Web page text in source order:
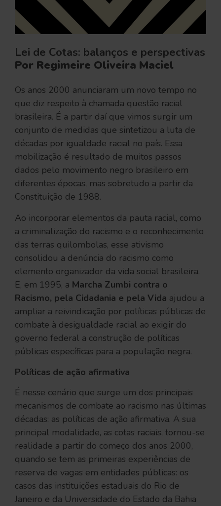
Lei de Cotas: balanços e perspectivas
Por Regimeire Oliveira Maciel
Os anos 2000 anunciaram um novo tempo no
que diz respeito à chamada questão racial
brasileira. É a partir daí que vimos surgir um
conjunto de medidas que sintetizou a luta de
décadas por igualdade racial no país. Essa
mobilização é resultado de muitos passos
dados pelo movimento negro brasileiro em
diferentes épocas, mas sobretudo a partir da
Constituição de 1988.
Ao incorporar elementos da pauta racial, como
a criminalização do racismo e o reconhecimento
das terras quilombolas, esse ativismo
consolidou a denúncia do racismo como
elemento organizador da vida social brasileira.
E, em 1995, a Marcha Zumbi contra o
Racismo, pela Cidadania e pela Vida ajudou a
ampliar a reivindicação por políticas públicas de
combate à desigualdade racial ao exigir do
governo federal a construção de políticas
públicas específicas para a população negra.
Políticas de ação afirmativa
É nesse cenário que surge um dos principais
mecanismos de combate ao racismo nas últimas
décadas: as políticas de ação afirmativa. A sua
principal modalidade, as cotas raciais, tornou-se
realidade a partir do começo dos anos 2000,
quando se tem as primeiras experiências de
reserva de vagas em entidades públicas: os
casos das instituições estaduais do Rio de
Janeiro e da Universidade do Estado da Bahia